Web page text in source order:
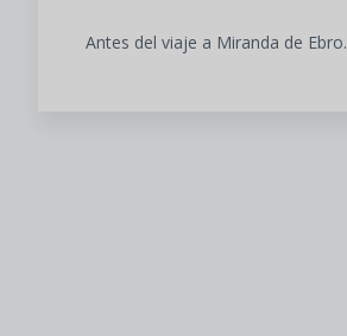
Antes del viaje a Miranda de Ebro.